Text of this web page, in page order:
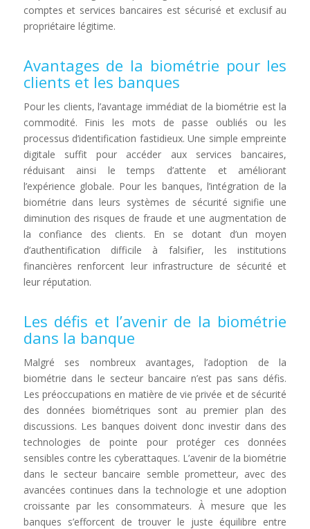
comptes et services bancaires est sécurisé et exclusif au
propriétaire légitime.
Avantages de la biométrie pour les
clients et les banques
Pour les clients, l’avantage immédiat de la biométrie est la
commodité. Finis les mots de passe oubliés ou les
processus d’identification fastidieux. Une simple empreinte
digitale suffit pour accéder aux services bancaires,
réduisant ainsi le temps d’attente et améliorant
l’expérience globale. Pour les banques, l’intégration de la
biométrie dans leurs systèmes de sécurité signifie une
diminution des risques de fraude et une augmentation de
la confiance des clients. En se dotant d’un moyen
d’authentification difficile à falsifier, les institutions
financières renforcent leur infrastructure de sécurité et
leur réputation.
Les défis et l’avenir de la biométrie
dans la banque
Malgré ses nombreux avantages, l’adoption de la
biométrie dans le secteur bancaire n’est pas sans défis.
Les préoccupations en matière de vie privée et de sécurité
des données biométriques sont au premier plan des
discussions. Les banques doivent donc investir dans des
technologies de pointe pour protéger ces données
sensibles contre les cyberattaques. L’avenir de la biométrie
dans le secteur bancaire semble prometteur, avec des
avancées continues dans la technologie et une adoption
croissante par les consommateurs. À mesure que les
banques s’efforcent de trouver le juste équilibre entre